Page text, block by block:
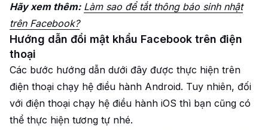
Hãy xem thêm: Làm sao để tắt thông báo sinh nhật
trên Facebook?
Hướng dẫn đổi mật khẩu Facebook trên điện
thoại
Các bước hướng dẫn dưới đây được thực hiện trên
điện thoại chạy hệ điều hành Android. Tuy nhiên, đối
với điện thoại chạy hệ điều hành iOS thì bạn cũng có
thể thực hiện tương tự nhé.